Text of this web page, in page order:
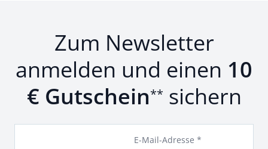
Zum Newsletter
anmelden und einen 10
€ Gutschein** sichern
E-Mail-Adresse *